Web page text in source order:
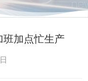
班加点忙生产